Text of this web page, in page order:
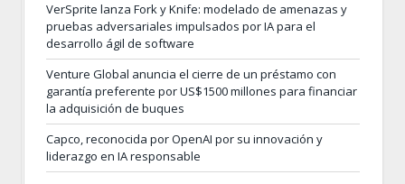
VerSprite lanza Fork y Knife: modelado de amenazas y
pruebas adversariales impulsados por IA para el
desarrollo ágil de software
Venture Global anuncia el cierre de un préstamo con
garantía preferente por US$1500 millones para financiar
la adquisición de buques
Capco, reconocida por OpenAI por su innovación y
liderazgo en IA responsable